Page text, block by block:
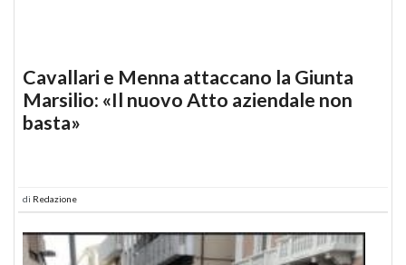
Cavallari e Menna attaccano la Giunta
Marsilio: «Il nuovo Atto aziendale non
basta»
di Redazione